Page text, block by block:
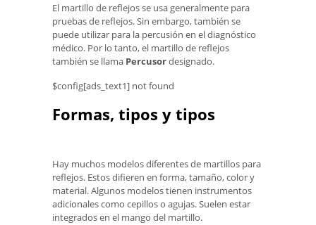
El martillo de reflejos se usa generalmente para
pruebas de reflejos. Sin embargo, también se
puede utilizar para la percusión en el diagnóstico
médico. Por lo tanto, el martillo de reflejos
también se llama Percusordesignado.
$config[ads_text1] not found
Formas, tipos y tipos
Hay muchos modelos diferentes de martillos para
reflejos. Estos difieren en forma, tamaño, color y
material. Algunos modelos tienen instrumentos
adicionales como cepillos o agujas. Suelen estar
integrados en el mango del martillo.